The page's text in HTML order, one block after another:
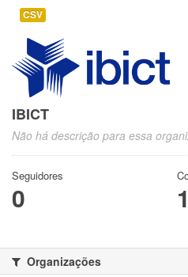
CSV
IBICT
Não há descrição para essa
Seguidores
0
Organizações